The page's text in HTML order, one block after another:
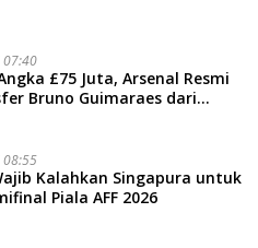
07:40
£75 Juta, Arsenal Resmi
Bruno Guimaraes dari
08:55
Kalahkan Singapura untuk
Piala AFF 2026